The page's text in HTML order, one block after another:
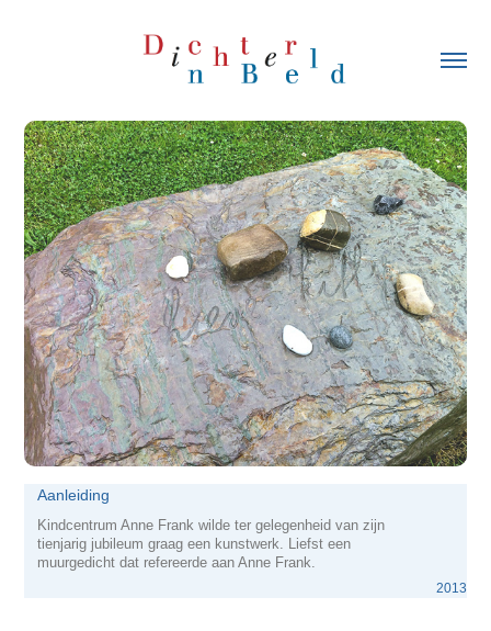
Aanleiding
Kindcentrum Anne Frank wilde ter gelegenheid van zijn
tienjarig jubileum graag een kunstwerk. Liefst een
muurgedicht dat refereerde aan Anne Frank.
2013